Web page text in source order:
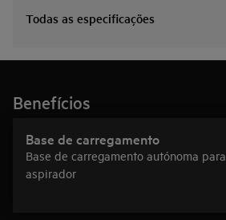
Todas as especificações
Benefícios
Base de carregamento
Base de carregamento autónoma para
aspirador